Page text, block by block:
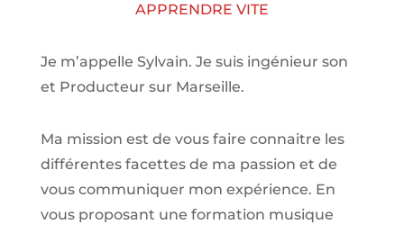
APPRENDRE VITE
Je m’appelle Sylvain. Je suis ingénieur son
et Producteur sur Marseille.
Ma mission est de vous faire connaitre les
différentes facettes de ma passion et de
vous communiquer mon expérience. En
vous proposant une formation musique